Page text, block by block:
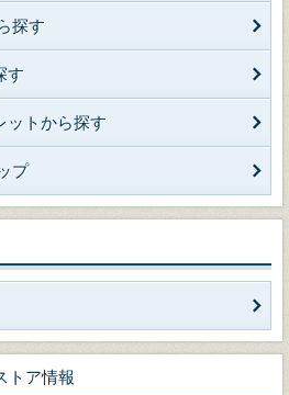
探す
す
ットから探す
プ
トア情報